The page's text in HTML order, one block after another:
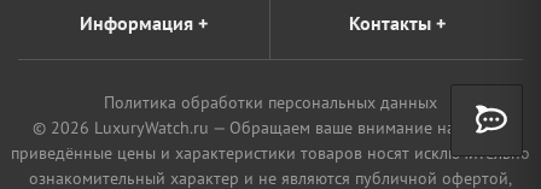
Информация + Контакты+
Политика обработки персональных данных
© 2026 LuxuryWatch.ru — Обращаем ваше внимание на то, что
приведённые цены и характеристики товаров носят исключительно
ознакомительный характер и не являются публичной офертой,